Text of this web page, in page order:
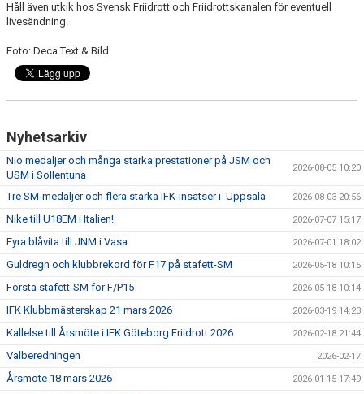
Håll även utkik hos Svensk Friidrott och Friidrottskanalen för eventuell
livesändning.
Foto: Deca Text & Bild
Nyhetsarkiv
Nio medaljer och många starka prestationer på JSM och
USM i Sollentuna
2026-08-05 10:20
Tre SM-medaljer och flera starka IFK-insatser i Uppsala 2026-08-03 20:56
Nike till U18EM i Italien! 2026-07-07 15:17
Fyra blåvita till JNM i Vasa 2026-07-01 18:02
Guldregn och klubbrekord för F17 på stafett-SM 2026-05-18 10:15
Första stafett-SM för F/P15 2026-05-18 10:14
IFK Klubbmästerskap 21 mars 2026 2026-03-19 14:23
Kallelse till Årsmöte i IFK Göteborg Friidrott 2026 2026-02-18 21:44
Valberedningen 2026-02-17
Årsmöte 18 mars 2026 2026-01-15 17:49